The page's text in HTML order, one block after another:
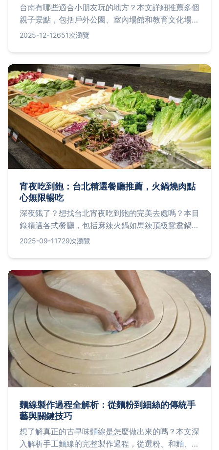
台南有哪些適合小朋友玩的地方？本文詳細推薦多個
親子景點，包括戶外公園、室內場館和教育文化場
所，提供年齡建議、交通方式和實用貼士，幫助家長
2025-12-12651次瀏覽
宵夜吃到飽：台北精選餐廳推薦，火鍋燒肉點
心無限暢吃
深夜餓了？想找台北宵夜吃到飽的完美去處嗎？本目
錄精選各式餐廳，包括麻辣火鍋如馬辣頂級鴛鴦鍋、
日式燒肉如燒惑炭火燒肉、港點放題如點點心深夜時
鍋、燒肉、點心等豐富選項，滿足深夜食慾，體驗無
限暢吃的樂趣！
2025-09-11729次瀏覽
麵線製作過程全解析：從麵粉到細絲的傳統手
藝與關鍵技巧
想了解真正的古早味麵線是怎麼做出來的嗎？本文深
入解析手工麵線的完整製作過程，從選粉、和麵、醒